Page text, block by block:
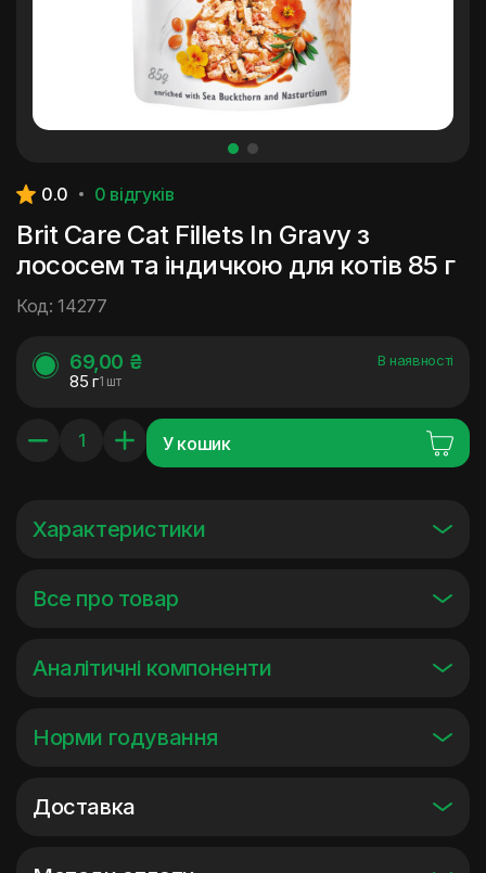
0.0 0 відгуків
Brit Care Cat Fillets In Gravy з
лососем та індичкою для котів 85 г
Код: 14277
85 г1 шт
69,00 ₴ В наявності
У кошик
Характеристики
Все про товар
Аналітичні компоненти
Норми годування
Доставка